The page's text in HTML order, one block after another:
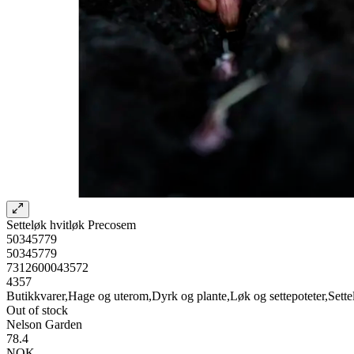
Setteløk hvitløk Precosem
50345779
50345779
7312600043572
4357
Butikkvarer,Hage og uterom,Dyrk og plante,Løk og
Out of stock
Nelson Garden
78.4